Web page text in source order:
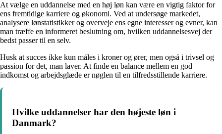
At vælge en uddannelse med en høj løn kan være en vigtig faktor for
ens fremtidige karriere og økonomi. Ved at undersøge markedet,
analysere lønstatistikker og overveje ens egne interesser og evner, kan
man træffe en informeret beslutning om, hvilken uddannelsesvej der
bedst passer til en selv.
Husk at succes ikke kun måles i kroner og ører, men også i trivsel og
passion for det, man laver. At finde en balance mellem en god
indkomst og arbejdsglæde er nøglen til en tilfredsstillende karriere.
Hvilke uddannelser har den højeste løn i
Danmark?